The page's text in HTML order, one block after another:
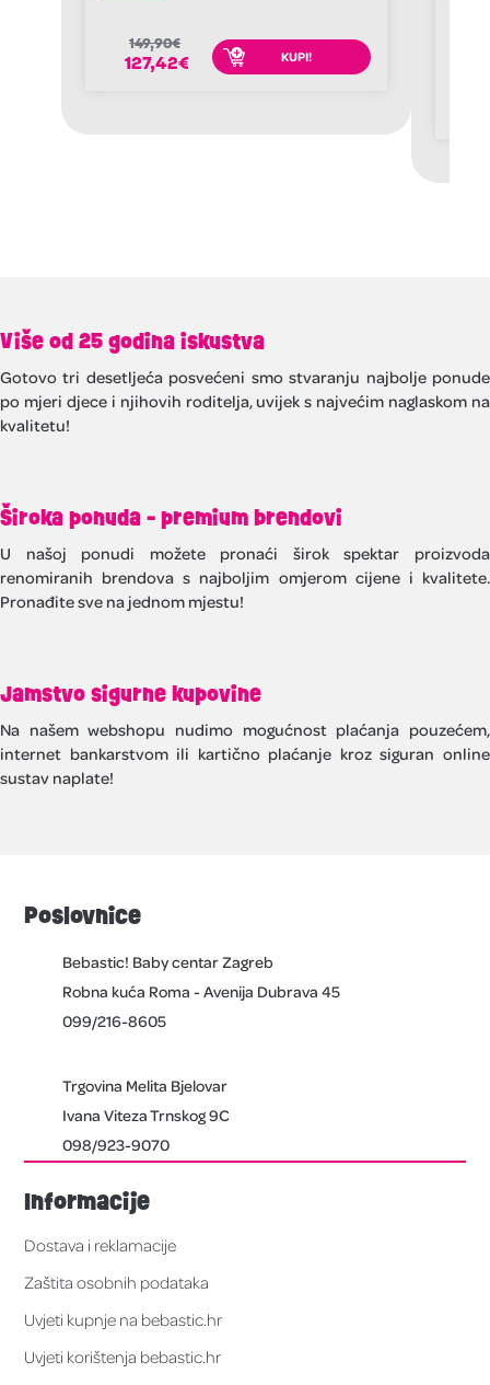
149,90€
127,42€ KUPI!
Više od 25 godina iskustva
Gotovo tri desetljeća posvećeni smo stvaranju najbolje ponude
po mjeri djece i njihovih roditelja, uvijek s najvećim naglaskom na
kvalitetu!
Široka ponuda - premium brendovi
U našoj ponudi možete pronaći širok spektar proizvoda
renomiranih brendova s najboljim omjerom cijene i kvalitete.
Pronađite sve na jednom mjestu!
Jamstvo sigurne kupovine
Na našem webshopu nudimo mogućnost plaćanja pouzećem,
internet bankarstvom ili kartično plaćanje kroz siguran online
sustav naplate!
Poslovnice
Bebastic! Baby centar Zagreb
Robna kuća Roma - Avenija Dubrava 45
099/216-8605
Trgovina Melita Bjelovar
Ivana Viteza Trnskog 9C
098/923-9070
Informacije
Dostava i reklamacije
Zaštita osobnih podataka
Uvjeti kupnje na bebastic.hr
Uvjeti korištenja bebastic.hr